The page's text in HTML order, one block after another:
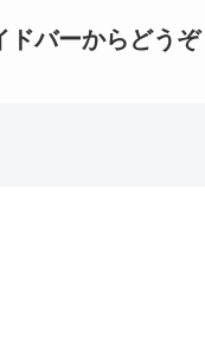
ドバーからどう